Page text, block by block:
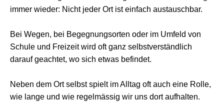
immer wieder: Nicht jeder Ort ist einfach austauschbar.
Bei Wegen, bei Begegnungsorten oder im Umfeld von
Schule und Freizeit wird oft ganz selbstverständlich
darauf geachtet, wo sich etwas befindet.
Neben dem Ort selbst spielt im Alltag oft auch eine Rolle,
wie lange und wie regelmässig wir uns dort aufhalten.